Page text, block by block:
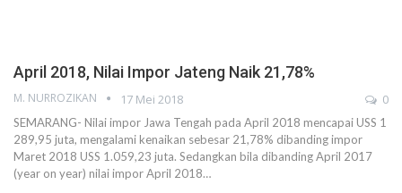
April 2018, Nilai Impor Jateng Naik 21,78%
M. NURROZIKAN 17 Mei 2018 0
SEMARANG- Nilai impor Jawa Tengah pada April 2018 mencapai USS 1
289,95 juta, mengalami kenaikan sebesar 21,78% dibanding impor
Maret 2018 USS 1.059,23 juta. Sedangkan bila dibanding April 2017
(year on year) nilai impor April 2018…